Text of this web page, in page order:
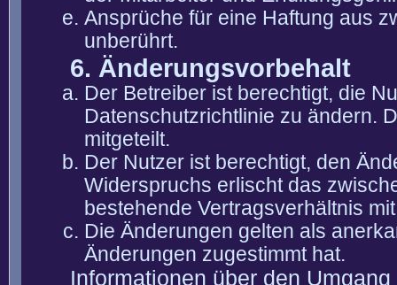
Ansprüche für eine Haftung aus
unberührt.
6. Änderungsvorbehalt
Der Betreiber ist berechtigt, die
Datenschutzrichtlinie zu ändern.
mitgeteilt.
Der Nutzer ist berechtigt, den
Widerspruchs erlischt das
bestehende Vertragsverhältnis
Die Änderungen gelten als
Änderungen zugestimmt hat.
Informationen über den